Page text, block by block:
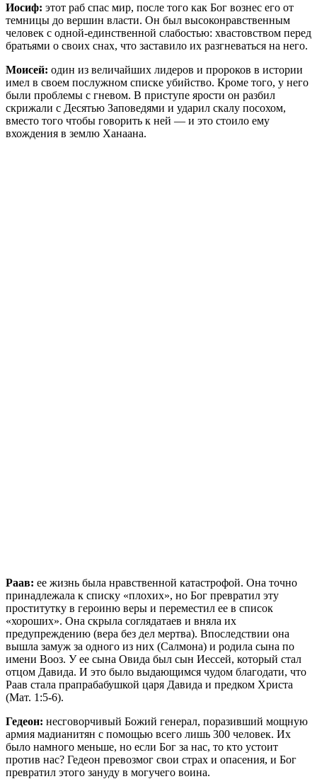
Иосиф: этот раб спас мир, после того как Бог вознес его от
темницы до вершин власти. Он был высоконравственным
человек с одной-единственной слабостью: хвастовством перед
братьями о своих снах, что заставило их разгневаться на него.
Моисей: один из величайших лидеров и пророков в истории
имел в своем послужном списке убийство. Кроме того, у него
были проблемы с гневом. В приступе ярости он разбил
скрижали с Десятью Заповедями и ударил скалу посохом,
вместо того чтобы говорить к ней — и это стоило ему
вхождения в землю Ханаана.
Раав: ее жизнь была нравственной катастрофой. Она точно
принадлежала к списку «плохих», но Бог превратил эту
проститутку в героиню веры и переместил ее в список
«хороших». Она скрыла соглядатаев и вняла их
предупреждению (вера без дел мертва). Впоследствии она
вышла замуж за одного из них (Салмона) и родила сына по
имени Вооз. У ее сына Овида был сын Иессей, который стал
отцом Давида. И это было выдающимся чудом благодати, что
Раав стала прапрабабушкой царя Давида и предком Христа
(Мат. 1:5-6).
Гедеон: несговорчивый Божий генерал, поразивший мощную
армия мадианитян с помощью всего лишь 300 человек. Их
было намного меньше, но если Бог за нас, то кто устоит
против нас? Гедеон превозмог свои страх и опасения, и Бог
превратил этого зануду в могучего воина.